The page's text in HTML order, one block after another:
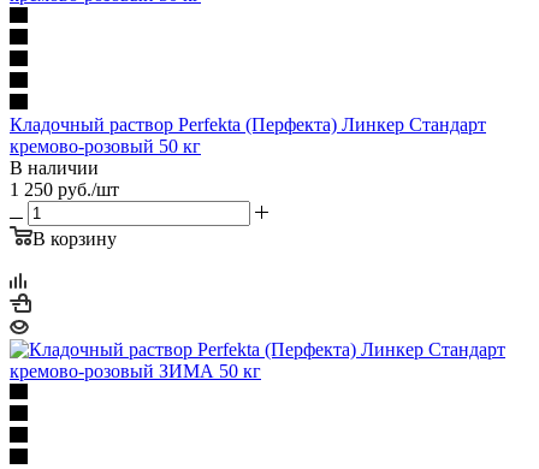
Кладочный раствор Perfekta (Перфекта) Линкер Стандарт
кремово-розовый 50 кг
В наличии
1 250 руб./шт
В корзину